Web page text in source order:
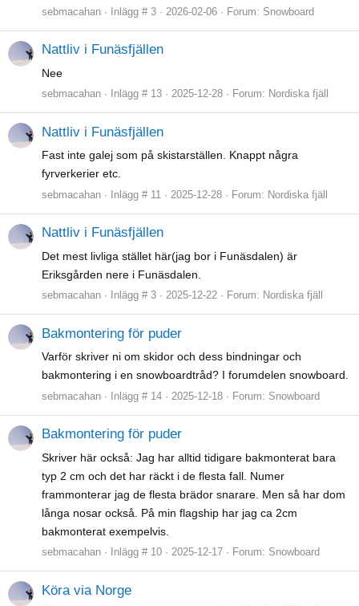
sebmacahan Inlägg # 3 2026-02-06 Forum: Snowboard
Nattliv i Funäsfjällen
Nee
sebmacahan Inlägg # 13 2025-12-28 Forum: Nordiska fjäll
Nattliv i Funäsfjällen
Fast inte galej som på skistarställen. Knappt några
fyrverkerier etc.
sebmacahan Inlägg # 11 2025-12-28 Forum: Nordiska fjäll
Nattliv i Funäsfjällen
Det mest livliga stället här(jag bor i Funäsdalen) är
Eriksgården nere i Funäsdalen.
sebmacahan Inlägg # 3 2025-12-22 Forum: Nordiska fjäll
Bakmontering för puder
Varför skriver ni om skidor och dess bindningar och
bakmontering i en snowboardtråd? I forumdelen snowboard.
sebmacahan Inlägg # 14 2025-12-18 Forum: Snowboard
Bakmontering för puder
Skriver här också: Jag har alltid tidigare bakmonterat bara
typ 2 cm och det har räckt i de flesta fall. Numer
frammonterar jag de flesta brädor snarare. Men så har dom
långa nosar också. På min flagship har jag ca 2cm
bakmonterat exempelvis.
sebmacahan Inlägg # 10 2025-12-17 Forum: Snowboard
Köra via Norge